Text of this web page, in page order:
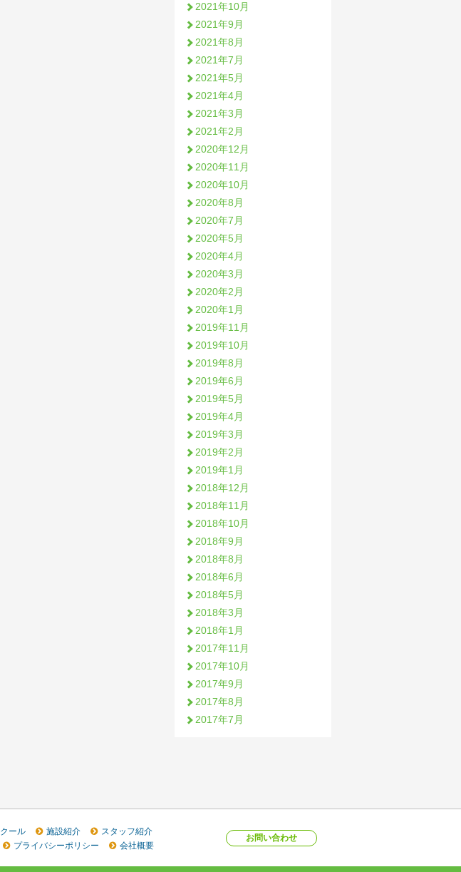
2021年10月
2021年9月
2021年8月
2021年7月
2021年5月
2021年4月
2021年3月
2021年2月
2020年12月
2020年11月
2020年10月
2020年8月
2020年7月
2020年5月
2020年4月
2020年3月
2020年2月
2020年1月
2019年11月
2019年10月
2019年8月
2019年6月
2019年5月
2019年4月
2019年3月
2019年2月
2019年1月
2018年12月
2018年11月
2018年10月
2018年9月
2018年8月
2018年6月
2018年5月
2018年3月
2018年1月
2017年11月
2017年10月
2017年9月
2017年8月
2017年7月
ール 施設紹介
スタッフ紹介
プライバシーポリシー 会社概要
お問い合わせ